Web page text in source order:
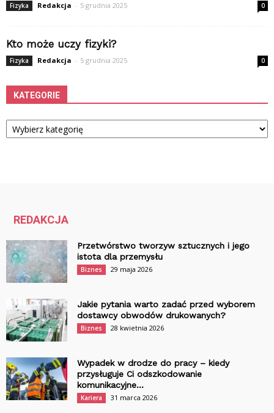
Fizyka Redakcja - 5 grudnia 2025 0
Kto może uczy fizyki?
Fizyka Redakcja - 5 grudnia 2025 0
KATEGORIE
Kategorie
REDAKCJA
Przetwórstwo tworzyw sztucznych i jego
istota dla przemysłu
Biznes 29 maja 2026
Jakie pytania warto zadać przed wyborem
dostawcy obwodów drukowanych?
Biznes 28 kwietnia 2026
Wypadek w drodze do pracy – kiedy
przysługuje Ci odszkodowanie
komunikacyjne...
Kariera 31 marca 2026